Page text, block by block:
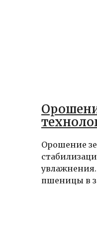
Орошение
пшеницы в